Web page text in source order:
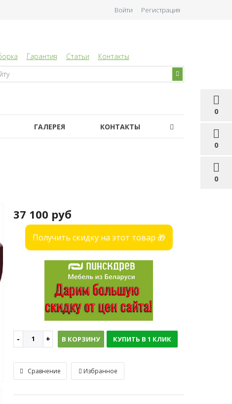
0
0
0
Войти Регистрация
Гарантия Статьи Контакты
ГАЛЕРЕЯ КОНТАКТЫ
37 100 руб
Получить скидку на этот товар 🎁
В КОРЗИНУ КУПИТЬ В 1 КЛИК
Сравнение Избранное